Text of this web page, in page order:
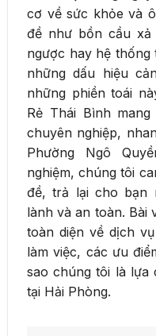
cơ về sức khỏe và
đề như bồn cầu xả
ngược hay hệ
những dấu hiệu
những phiền toái
Rẻ Thái Bình
chuyên nghiệp,
Phường Ngô
nghiệm, chúng tôi
đề, trả lại cho bạn
lành và an toàn. Bài
toàn diện về dịch
làm việc, các ưu
sao chúng tôi là lựa
tại Hải Phòng.